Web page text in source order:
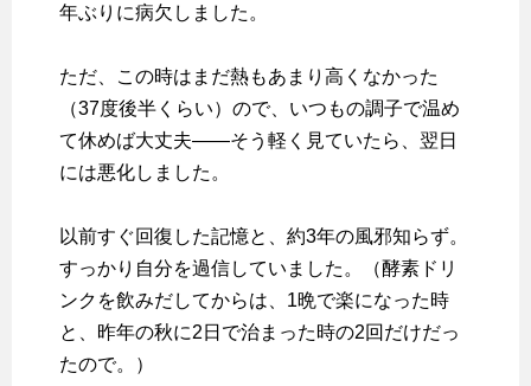
年ぶりに病欠しました。
ただ、この時はまだ熱もあまり高くなかった
（37度後半くらい）ので、いつもの調子で温め
て休めば大丈夫――そう軽く見ていたら、翌日
には悪化しました。
以前すぐ回復した記憶と、約3年の風邪知らず。
すっかり自分を過信していました。（酵素ドリ
ンクを飲みだしてからは、1晩で楽になった時
と、昨年の秋に2日で治まった時の2回だけだっ
たので。）